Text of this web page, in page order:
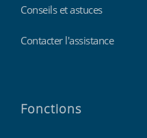
Conseils et astuces
Contacter l'assistance
Fonctions